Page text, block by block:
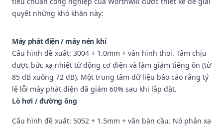
quyết những khó khăn này:
Máy phát điện / máy nén khí
Cấu hình đề xuất: 3004 + 1.0mm + vân hình thoi. Tấm chịu
được bức xạ nhiệt từ động cơ điện và làm giảm tiếng ồn (từ
85 dB xuống 72 dB). Một trung tâm dữ liệu báo cáo rằng tỷ
lệ lỗi máy phát điện đã giảm 60% sau khi lắp đặt.
Lò hơi / đường ống
Cấu hình đề xuất: 5052 + 1.5mm + vân bán cầu. Nó phản xạ